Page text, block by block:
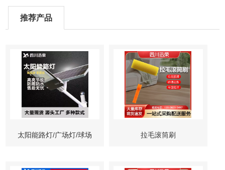
推荐产品
太阳能路灯/广场灯/球场 拉毛滚筒刷